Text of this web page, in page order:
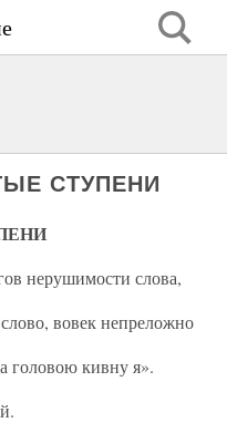
СТУПЕНИ
нерушимости слова,
вовек непреложно
головою кивну я».